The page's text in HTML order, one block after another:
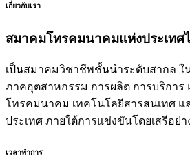
เกี่ยวกับเรา
สมาคมโทรคมนาคมแห่งประเทศ
เป็นสมาคมวิชาชีพชั้นนำระดับสากล ใ
ภาคอุตสาหกรรม การผลิต การบริการ
โทรคมนาคม เทคโนโลยีสารสนเทศ แ
ประเทศ ภายใต้การแข่งขันโดยเสรีอย่า
เวลาทำการ